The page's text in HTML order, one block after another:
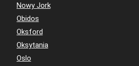
Nowy Jork
Obidos
Oksford
Oksytania
Oslo